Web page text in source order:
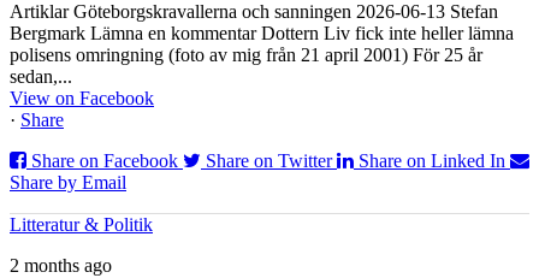
Artiklar Göteborgskravallerna och sanningen 2026-06-13 Stefan
Bergmark Lämna en kommentar Dottern Liv fick inte heller lämna
polisens omringning (foto av mig från 21 april 2001) För 25 år
sedan,...
View on Facebook
· Share
Share on Facebook
Share on Twitter
Share on Linked In
Share by Email
Litteratur & Politik
2 months ago